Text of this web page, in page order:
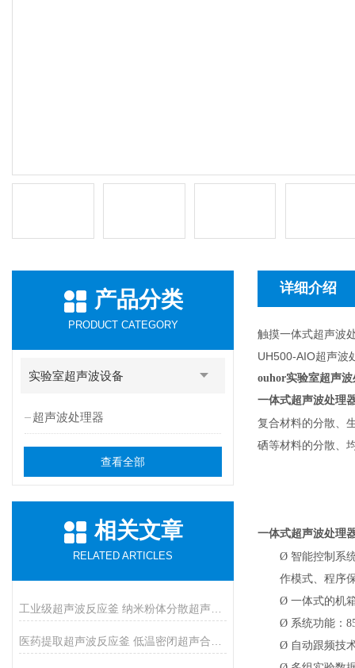
产品分类
PRODUCT CATEGORY
实验室超声波设备
超声波处理器
查看全部
相关文章
RELATED ARTICLES
详细介绍
触摸一体式超声波
UH500-AIO超声波
ouhor实验室超声
一体式超声波处理
复合材料的分散、
硒等材料的分散、
一体式超声波处理
Ø 智能控制系
作模式、程序
Ø 一体式的机
Ø 系统功能：
Ø 自动跟频技